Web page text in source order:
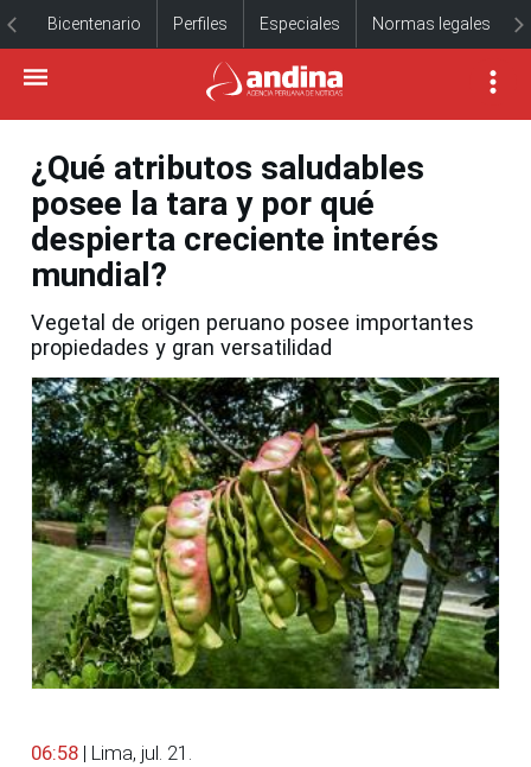
Bicentenario Perfiles Especiales Normas legales
¿Qué atributos saludables
posee la tara y por qué
despierta creciente interés
mundial?
Vegetal de origen peruano posee importantes
propiedades y gran versatilidad
06:58 | Lima, jul. 21.